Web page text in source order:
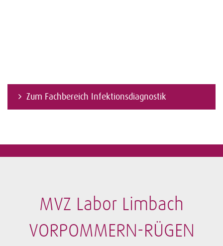
Zum Fachbereich Infektionsdiagnostik
MVZ Labor Limbach
VORPOMMERN-RÜGEN